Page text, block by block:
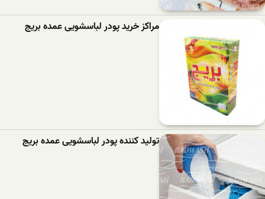
مراکز خرید پودر لباسشویی عمده بریج
تولید کننده پودر لباسشویی عمده بریج